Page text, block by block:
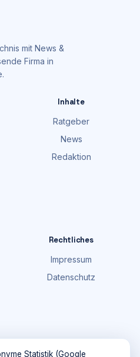
mit News &
Firma in
Inhalte
Ratgeber
News
Redaktion
Rechtliches
Impressum
Datenschutz
Statistik (Google